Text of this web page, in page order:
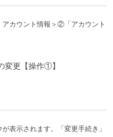
カウント情報＞②「アカウント
表示されます。「変更手続き」